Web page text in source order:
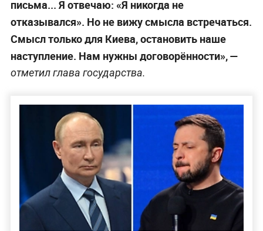
письма... Я отвечаю: «Я никогда не
отказывался». Но не вижу смысла встречаться.
Смысл только для Киева, остановить наше
наступление. Нам нужны договорённости», —
отметил глава государства.